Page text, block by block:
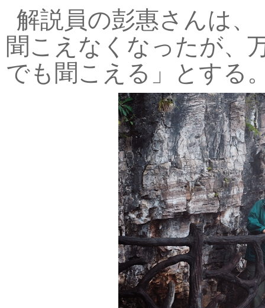
解説員の彭惠さんは
聞こえなくなったが、
でも聞こえる」とする